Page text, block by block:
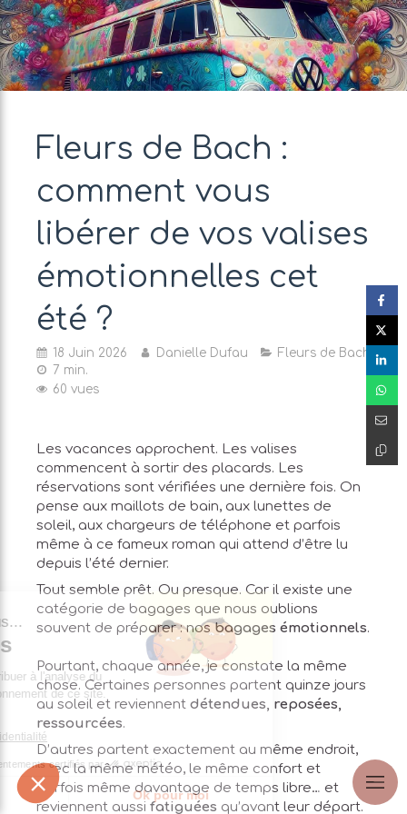
Fleurs de Bach :
comment vous
libérer de vos valises
émotionnelles cet
été ?
18 Juin 2026 Danielle Dufau
Fleurs de Bach
7 min.
60 vues
Les vacances approchent. Les valises
commencent à sortir des placards. Les
réservations sont vérifiées une dernière fois. On
pense aux maillots de bain, aux lunettes de
soleil, aux chargeurs de téléphone et parfois
même à ce fameux roman qui attend d’être lu
depuis l’été dernier.
Tout semble prêt. Ou presque. Car il existe une
catégorie de bagages que nous oublions
souvent de préparer : nosbagages émotionnels.
Pourtant, chaque année, je constate la même
chose. Certaines personnes partent quinze jours
au soleil et reviennent détendues, reposées,
ressourcées.
D’autres partent exactement au même endroit,
avec la même météo, le même confort et
parfois même davantage de temps libre… et
reviennent aussi fatiguées qu’avant leur départ.
nous...
de contribuer à l'analyse du
fonctionnement de ce site.
vous ?
de confidentialité
Consentements certifiés par
choisis Ok pour moi